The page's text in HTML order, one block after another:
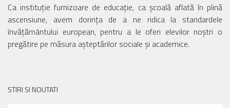
Ca instituție furnizoare de educație, ca școală aflată în plină
ascensiune, avem dorința de a ne ridica la standardele
învățământului european, pentru a le oferi elevilor noștri o
pregătire pe măsura așteptărilor sociale și academice.
STIRI SI NOUTATI